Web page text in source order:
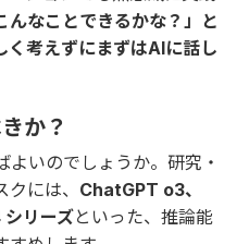
んなことできるかな？」と
く考えずにまずはAIに話し
か？
いのでしょうか。研究・
には、 ChatGPT o3、
リーズといった、推論能